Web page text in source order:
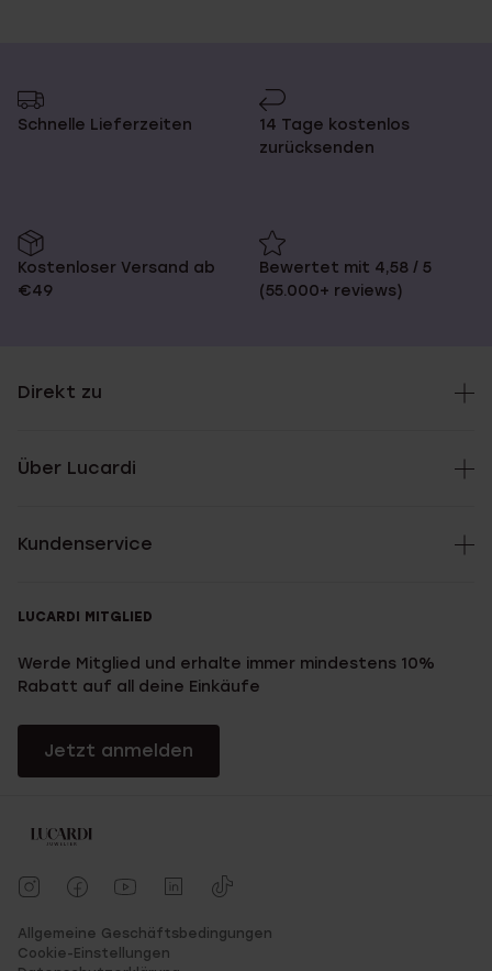
Schnelle Lieferzeiten
14 Tage kostenlos
zurücksenden
Kostenloser Versand ab
€49
Bewertet mit 4,58 / 5
(55.000+ reviews)
Direkt zu
Über Lucardi
Kundenservice
LUCARDI MITGLIED
Werde Mitglied und erhalte immer mindestens 10%
Rabatt auf all deine Einkäufe
Jetzt anmelden
Allgemeine Geschäftsbedingungen
Cookie-Einstellungen